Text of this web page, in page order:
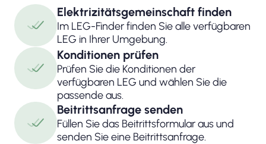
Elektrizitätsgemeinschaft finden
Im LEG-Finder finden Sie alle verfügbaren
LEG in Ihrer Umgebung.
Konditionen prüfen
Prüfen Sie die Konditionen der
verfügbaren LEG und wählen Sie die
passende aus.
Beitrittsanfrage senden
Füllen Sie das Beitrittsformular aus und
senden Sie eine Beitrittsanfrage.